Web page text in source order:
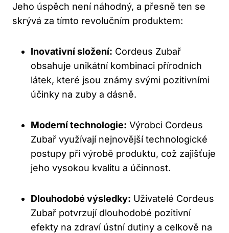
Jeho úspěch není náhodný, a přesně ten se
skrývá za tímto revolučním produktem:
Inovativní složení: Cordeus Zubař
obsahuje unikátní kombinaci přírodních
látek, které jsou známy svými pozitivními
účinky na zuby a dásně.
Moderní technologie: Výrobci Cordeus
Zubař využívají nejnovější technologické
postupy při výrobě produktu, což zajišťuje
jeho vysokou kvalitu a účinnost.
Dlouhodobé výsledky: Uživatelé Cordeus
Zubař potvrzují dlouhodobé pozitivní
efekty na zdraví ústní dutiny a celkově na